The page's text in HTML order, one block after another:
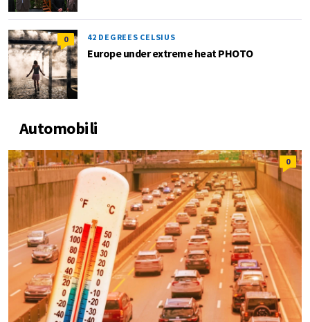
0 42 DEGREES CELSIUS
Europe under extreme heat PHOTO
Automobili
0